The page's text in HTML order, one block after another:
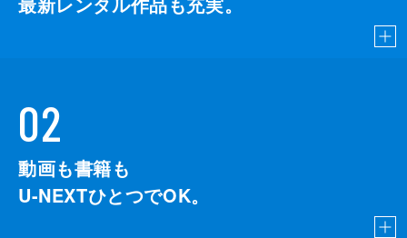
02
動画も書籍も
U-NEXTひとつでOK。